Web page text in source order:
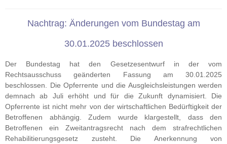
Nachtrag: Änderungen vom Bundestag am
30.01.2025 beschlossen
Der Bundestag hat den Gesetzesentwurf in der vom
Rechtsausschuss geänderten Fassung am 30.01.2025
beschlossen. Die Opferrente und die Ausgleichsleistungen werden
demnach ab Juli erhöht und für die Zukunft dynamisiert. Die
Opferrente ist nicht mehr von der wirtschaftlichen Bedürftigkeit der
Betroffenen abhängig. Zudem wurde klargestellt, dass den
Betroffenen ein Zweitantragsrecht nach dem strafrechtlichen
Rehabilitierungsgesetz zusteht. Die Anerkennung von